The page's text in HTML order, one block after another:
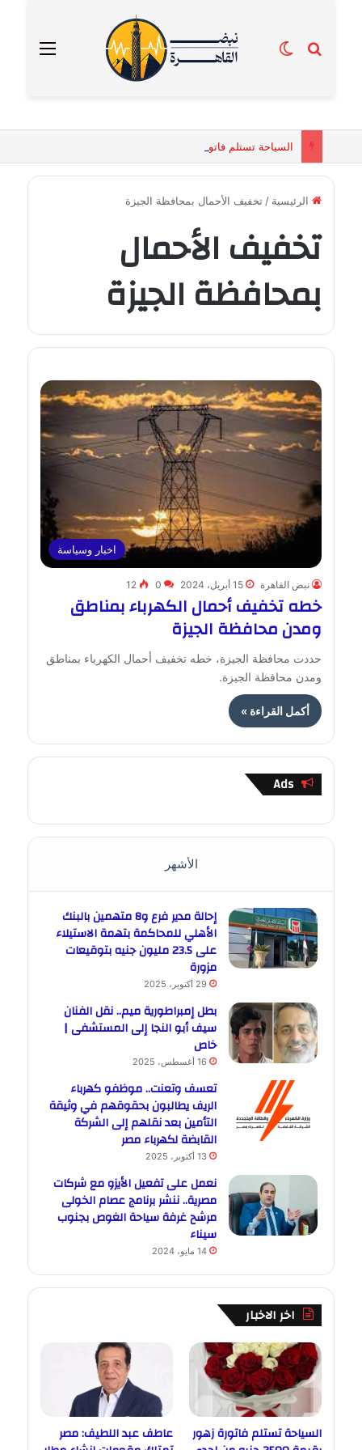
القائمة بحث عنالوضع المظلم
الرئيسية / تخفيف الأحمال بمحافظة الجيزة
تخفيف الأحمال
بمحافظة الجيزة
اخبار وسياسة
نبض القاهرة 15 أبريل، 2024 0
12
خطه تخفيف أحمال الكهرباء بمناطق
ومدن محافظة الجيزة
حددت محافظة الجيزة، خطه تخفيف أحمال الكهرباء بمناطق
ومدن محافظة الجيزة.
أكمل القراءة »
Ads
الأشهر
إحالة مدير فرع و8 متهمين بالبنك
الأهلي للمحاكمة بتهمة الاستيلاء
على 23.5 مليون جنيه بتوقيعات
مزورة
29 أكتوبر، 2025
بطل إمبراطورية ميم.. نقل الفنان
سيف أبو النجا إلى المستشفى |
خاص
16 أغسطس، 2025
تعسف وتعنت.. موظفو كهرباء
الريف يطالبون بحقوقهم في وثيقة
التأمين بعد نقلهم إلى الشركة
القابضة لكهرباء مصر
13 أكتوبر، 2025
نعمل على تفعيل الأيزو مع شركات
مصرية.. ننشر برنامج عصام الخولى
مرشح غرفة سياحة الغوص بجنوب
سيناء
14 مايو، 2024
اخر الاخبار
السياحة تستلم فاتورة زهور
عاطف عبد اللطيف: مصر